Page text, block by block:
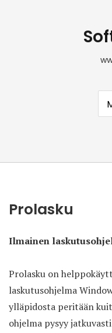
Prolasku
Ilmainen
Prolasku on
laskutusohjelma
ylläpidosta peritään
ohjelma pysyy